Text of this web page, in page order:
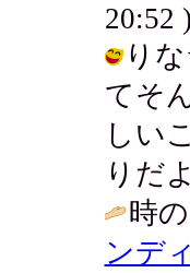
20:52 )
り
てそ
しい
りだ
時
ンデ